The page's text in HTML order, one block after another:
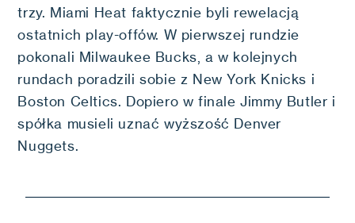
trzy. Miami Heat faktycznie byli rewelacją
ostatnich play-offów. W pierwszej rundzie
pokonali Milwaukee Bucks, a w kolejnych
rundach poradzili sobie z New York Knicks i
Boston Celtics. Dopiero w finale Jimmy Butler i
spółka musieli uznać wyższość Denver
Nuggets.